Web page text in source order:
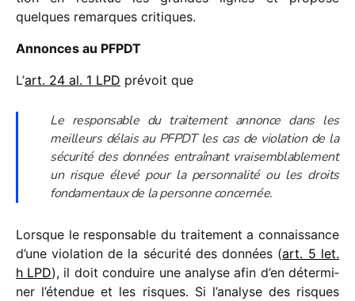
quelques remarques critiques.
Annonces au PFPDT
L’art. 24 al. 1 LPD prévoit que
Le respon­sable du trai­te­ment annonce dans les
meilleurs délais au PFPDT les cas de viola­tion de la
sécu­rité des données entraî­nant vrai­sem­bla­ble­ment
un risque élevé pour la person­na­lité ou les droits
fonda­men­taux de la personne concernée.
Lorsque le respon­sable du trai­te­ment a connais­sance
d’une viola­tion de la sécu­rité des données (art. 5 let.
h LPD), il doit conduire une analyse afin d’en déter­mi­
ner l’étendue et les risques. Si l’analyse des risques